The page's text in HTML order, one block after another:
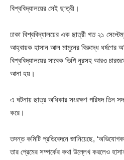
বিশ্ববিদ্যালয়ের সেই ছাত্রী।
ঢাকা বিশ্ববিদ্যালয়ের এক ছাত্রী গত ২১
আহ্বায়ক হাসান আল মামুনের বিরুদ্ধে ধর্ষণের
বিশ্ববিদ্যালয়ের সাবেক ভিপি নুরসহ আরও
আনা হয়।
এ ঘটনায় ছাত্র অধিকার সংরক্ষণ পরিষদ তিন
করে।
তদন্ত কমিটি প্রতিবেদনে জানিয়েছে,
তার প্রেমের সম্পর্কের কথা উল্লেখ করলেও